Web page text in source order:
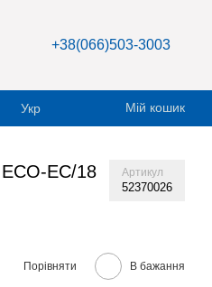
+38(066)503-3003
Укр Мій кошик
ECO-EC/18
Артикул
52370026
Порівняти В бажання